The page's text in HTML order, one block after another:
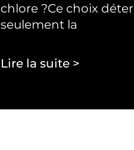
chlore ?Ce choix
seulement la
Lire la suite >